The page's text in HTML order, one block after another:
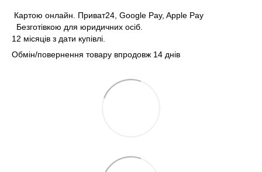
Картою онлайн. Приват24, Google Pay, Apple Pay
Безготівкою для юридичних осіб.
12 місяців з дати купівлі.
Обмін/повернення товару впродовж 14 днів